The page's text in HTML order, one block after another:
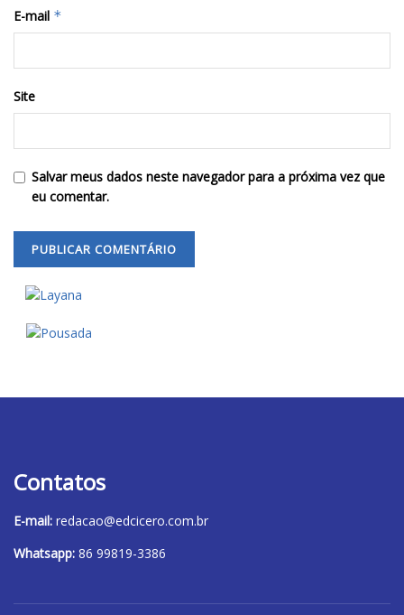
E-mail *
Site
Salvar meus dados neste navegador para a próxima vez que
eu comentar.
Contatos
E-mail: redacao@edcicero.com.br
Whatsapp: 86 99819-3386